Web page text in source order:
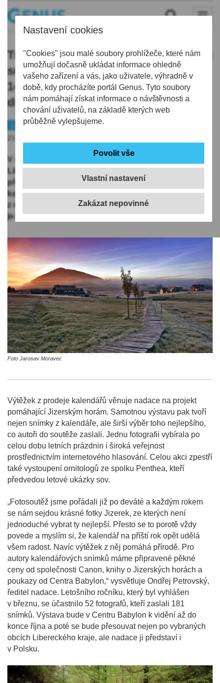
Nastavení cookies
"Cookies" jsou malé soubory prohlížeče, které nám
umožňují dočasně ukládat informace ohledně
vašeho zařízení a vás, jako uživatele, výhradně v
době, kdy procházíte portál Genus. Tyto soubory
nám pomáhají získat informace o návštěvnosti a
chování uživatelů, na základě kterých web
průběžně vylepšujeme.
Vlastní nastavení
Tradiční kalendář pomůže Jizerským
smrčinám. Z výtěžku bude vysázeno
14 100 sazenic geneticky původních
dřevin
Liberec
Tip
21.09.2019 | 18:25
V úterý 24. září od 17 hodin v hotelu Centra Babylon v
Liberci pořádá Nadace Ivana Dejmala pro ochranu
přírody vernisáž výstavy, na které představí benefiční
kalendář Zaostřeno na Jizerky 2020. Ten vzešel
z nejlepších fotografií stejnojmenné soutěže a vybírala
je odborná porota.
Foto Jarosav Moravec
Výtěžek z prodeje kalendářů věnuje nadace na projekt
pomáhající Jizerským horám. Samotnou výstavu pak tvoří
nejen snímky z kalendáře, ale širší výběr toho nejlepšího,
co autoři do soutěže zaslali. Jednu fotografii vybírala po
celou dobu letních prázdnin i široká veřejnost
prostřednictvím internetového hlasování. Celou akci zpestří
také vystoupení ornitologů ze spolku Penthea, kteří
předvedou letové ukázky sov.
„Fotosoutěž jsme pořádali již po deváté a každým rokem
se nám sejdou krásné fotky Jizerek, ze kterých není
jednoduché vybrat ty nejlepší. Přesto se to porotě vždy
povede a myslím si, že kalendář na příští rok opět udělá
všem radost. Navíc výtěžek z něj pomáhá přírodě. Pro
autory kalendářových snímků máme připravené pěkné
ceny od společnosti Canon, knihy o Jizerských horách a
poukazy od Centra Babylon,“ vysvětluje Ondřej Petrovský,
ředitel nadace. Letošního ročníku, který byl vyhlášen
v březnu, se účastnilo 52 fotografů, kteří zaslali 181
snímků. Výstava bude v Centru Babylon k vidění až do
konce října a poté se bude přesouvat nejen po vybraných
obcích Libereckého kraje, ale nadace ji představí i
v Polsku.